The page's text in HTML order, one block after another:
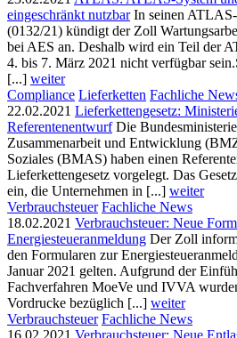
eingeschränkt nutzbar In seinen
(0132/21) kündigt der Zoll
bei AES an. Deshalb wird ein Teil der
4. bis 7. März 2021 nicht verfügbar
[...] weiter
Compliance Lieferketten Fachliche
22.02.2021 Lieferkettengesetz:
Referentenentwurf Die
Zusammenarbeit und Entwicklung
Soziales (BMAS) haben einen
Lieferkettengesetz vorgelegt. Das
ein, die Unternehmen in [...] weiter
Verbrauchsteuer Fachliche News
18.02.2021 Verbrauchsteuer: Neue
Energiesteueranmeldung Der Zoll
den Formularen zur
Januar 2021 gelten. Aufgrund der
Fachverfahren MoeVe und IVVA
Vordrucke bezüglich [...] weiter
Verbrauchsteuer Fachliche News
16.02.2021 Verbrauchsteuer: Neue